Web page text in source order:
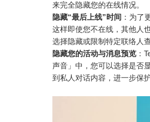
来完全隐藏您的在线情况。
隐藏“最后上线”时间 ：为了
这样即使您不在线，其他人
选择隐藏或限制特定联络人查
隐藏您的活动与消息预览 ：
声音」中，您可以选择是否
到私人对话内容，进一步保